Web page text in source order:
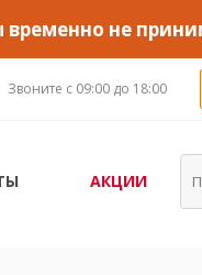
не
Звоните с 09:00 до 18:00
АКЦИИ